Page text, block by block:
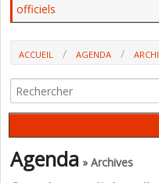
officiels
ACCUEIL AGENDA
Agenda » Archives